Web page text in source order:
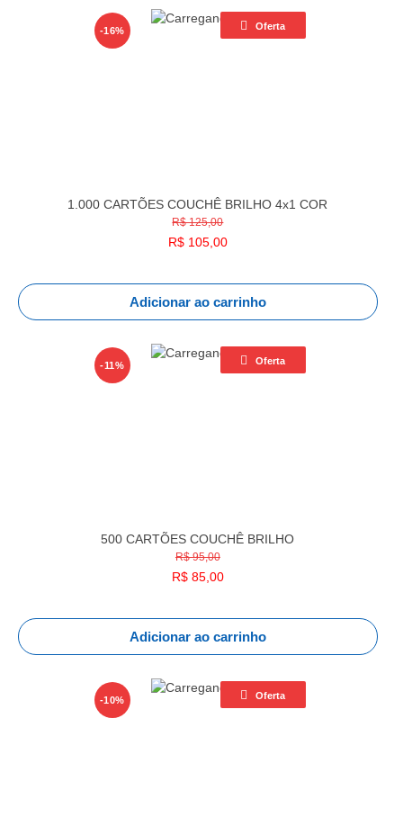
Oferta
-16%
1.000 CARTÕES COUCHÊ BRILHO 4x1 COR
R$ 125,00
R$ 105,00
Adicionar ao carrinho
Oferta
-11%
500 CARTÕES COUCHÊ BRILHO
R$ 95,00
R$ 85,00
Adicionar ao carrinho
Oferta
-10%